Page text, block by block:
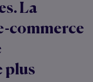
La
commerce
plus